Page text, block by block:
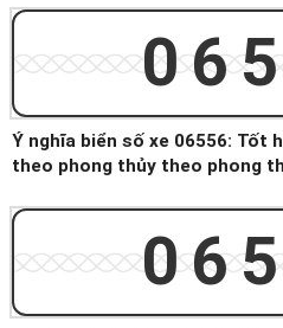
Ý nghĩa biển số xe 06556: Tốt
theo phong thủy theo phong